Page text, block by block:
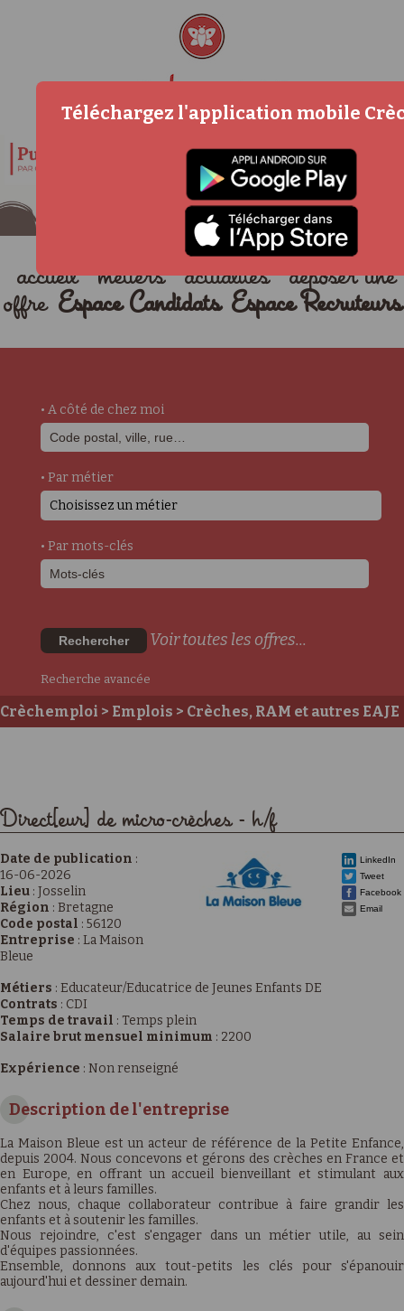
accueil métiers actualités
déposer une
offre Espace Candidats Espace Recruteurs
• A côté de chez moi
• Par métier
Choisissez un métier
• Par mots-clés
Rechercher Voir toutes les offres...
Recherche avancée
Crèchemploi > Emplois > Crèches, RAM et autres EAJE
h/f
Direct[eur] de micro-crèches - h/f
LinkedIn
Tweet
Facebook
Email
Date de publication :
16-06-2026
Lieu : Josselin
Région : Bretagne
Code postal : 56120
Entreprise : La Maison
Bleue
Métiers : Educateur/Educatrice de Jeunes Enfants DE
Contrats : CDI
Temps de travail : Temps plein
Salaire brut mensuel minimum : 2200
Expérience : Non renseigné
Description de l'entreprise
La Maison Bleue est un acteur de référence de la Petite Enfance,
depuis 2004. Nous concevons et gérons des crèches en France et
en Europe, en offrant un accueil bienveillant et stimulant aux
enfants et à leurs familles.
Chez nous, chaque collaborateur contribue à faire grandir les
enfants et à soutenir les familles.
Nous rejoindre, c'est s'engager dans un métier utile, au sein
d'équipes passionnées.
Ensemble, donnons aux tout-petits les clés pour s'épanouir
aujourd'hui et dessiner demain.
Téléchargez l'application mobile